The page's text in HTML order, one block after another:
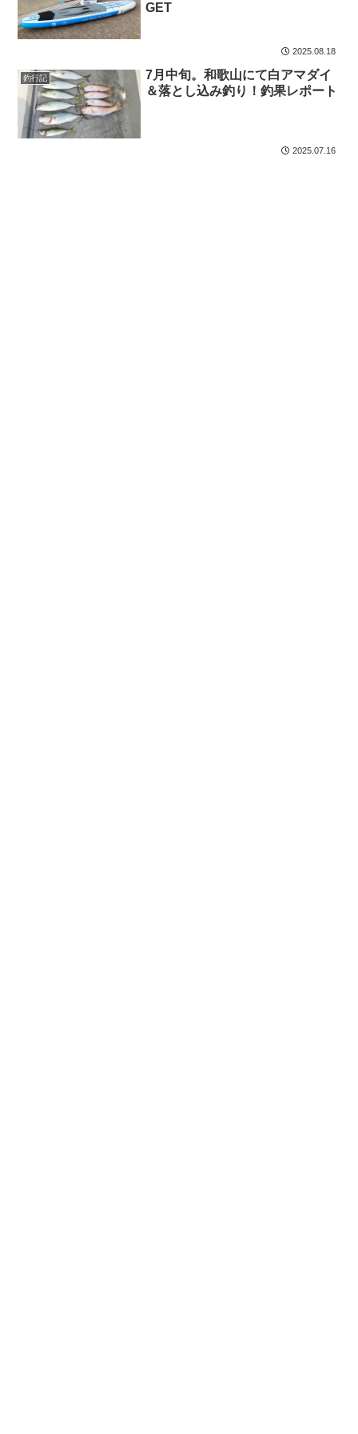
GET
2025.08.18
釣行記
7月中旬。和歌山にて白アマダイ
＆落とし込み釣り！釣果レポート
2025.07.16